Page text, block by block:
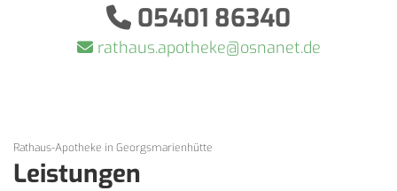
 05401 86340
rathaus.apotheke@osnanet.de
Rathaus-Apotheke in Georgsmarienhütte
Leistungen